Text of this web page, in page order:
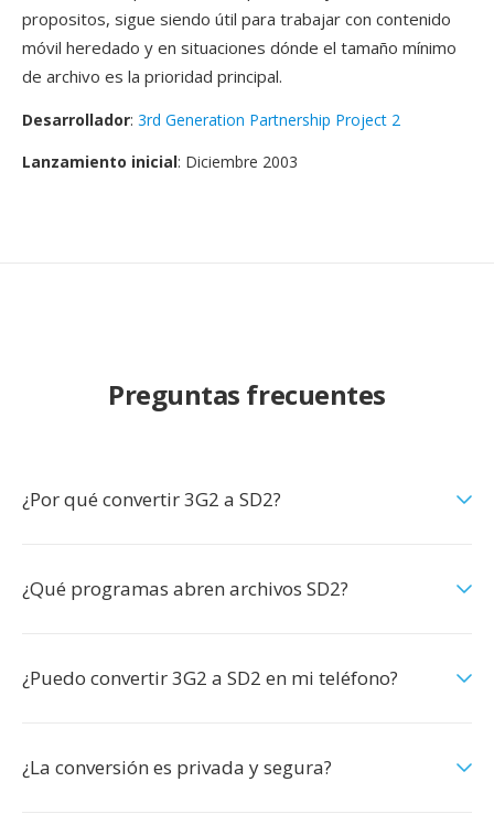
propositos, sigue siendo útil para trabajar con contenido
móvil heredado y en situaciones dónde el tamaño mínimo
de archivo es la prioridad principal.
Desarrollador: 3rd Generation Partnership Project 2
Lanzamiento inicial: Diciembre 2003
Preguntas frecuentes
¿Por qué convertir 3G2 a SD2?
¿Qué programas abren archivos SD2?
¿Puedo convertir 3G2 a SD2 en mi teléfono?
¿La conversión es privada y segura?